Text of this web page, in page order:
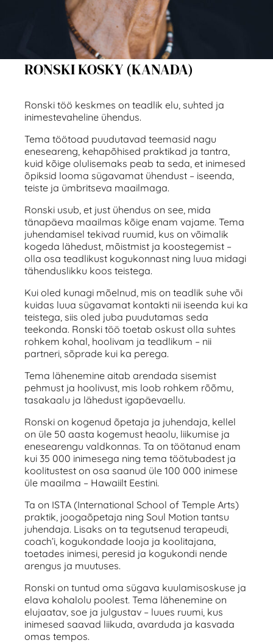
RONSKI KOSKY (KANADA)
Ronski töö keskmes on teadlik elu, suhted ja
inimestevaheline ühendus.
Tema töötoad puudutavad teemasid nagu
eneseareng, kehapõhised praktikad ja tantra,
kuid kõige olulisemaks peab ta seda, et inimesed
õpiksid looma sügavamat ühendust – iseenda,
teiste ja ümbritseva maailmaga.
Ronski usub, et just ühendus on see, mida
tänapäeva maailmas kõige enam vajame. Tema
juhendamisel tekivad ruumid, kus on võimalik
kogeda lähedust, mõistmist ja koostegemist –
olla osa teadlikust kogukonnast ning luua midagi
tähenduslikku koos teistega.
Kui oled kunagi mõelnud, mis on teadlik suhe või
kuidas luua sügavamat kontakti nii iseenda kui ka
teistega, siis oled juba puudutamas seda
teekonda. Ronski töö toetab oskust olla suhtes
rohkem kohal, hoolivam ja teadlikum – nii
partneri, sõprade kui ka perega.
Tema lähenemine aitab arendada sisemist
pehmust ja hoolivust, mis loob rohkem rõõmu,
tasakaalu ja lähedust igapäevaellu.
Ronski on kogenud õpetaja ja juhendaja, kellel
on üle 50 aasta kogemust heaolu, liikumise ja
enesearengu valdkonnas. Ta on töötanud enam
kui 35 000 inimesega ning tema töötubadest ja
koolitustest on osa saanud üle 100 000 inimese
üle maailma – Hawaiilt Eestini.
Ta on ISTA (International School of Temple Arts)
praktik, joogaõpetaja ning Soul Motion tantsu
juhendaja. Lisaks on ta tegutsenud terapeudi,
coach’i, kogukondade looja ja koolitajana,
toetades inimesi, peresid ja kogukondi nende
arengus ja muutuses.
Ronski on tuntud oma sügava kuulamisoskuse ja
elava kohalolu poolest. Tema lähenemine on
elujaatav, soe ja julgustav – luues ruumi, kus
inimesed saavad liikuda, avarduda ja kasvada
omas tempos.